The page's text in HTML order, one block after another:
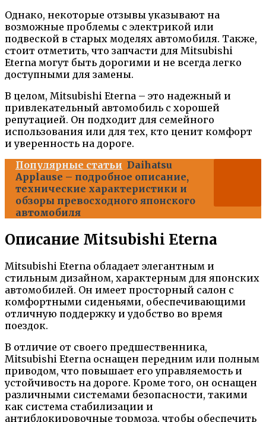
Однако, некоторые отзывы указывают на
возможные проблемы с электрикой или
подвеской в старых моделях автомобиля. Также,
стоит отметить, что запчасти для Mitsubishi
Eterna могут быть дорогими и не всегда легко
доступными для замены.
В целом, Mitsubishi Eterna – это надежный и
привлекательный автомобиль с хорошей
репутацией. Он подходит для семейного
использования или для тех, кто ценит комфорт
и уверенность на дороге.
Популярные статьи Daihatsu
Applause – подробное описание,
технические характеристики и
обзоры превосходного японского
автомобиля
Описание Mitsubishi Eterna
Mitsubishi Eterna обладает элегантным и
стильным дизайном, характерным для японских
автомобилей. Он имеет просторный салон с
комфортными сиденьями, обеспечивающими
отличную поддержку и удобство во время
поездок.
В отличие от своего предшественника,
Mitsubishi Eterna оснащен передним или полным
приводом, что повышает его управляемость и
устойчивость на дороге. Кроме того, он оснащен
различными системами безопасности, такими
как система стабилизации и
антиблокировочные тормоза, чтобы обеспечить